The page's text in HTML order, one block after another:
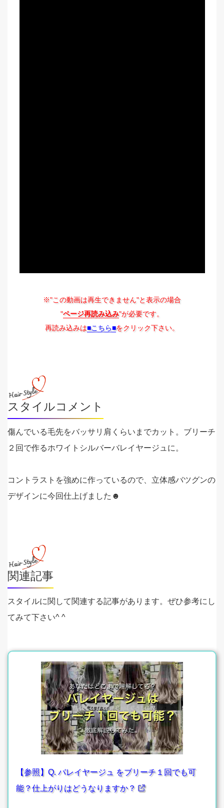
※"この動画は再生できません"と表示の場合
"ページ再読み込み"が必要です。
再読み込みは■こちら■をクリック下さい。
スタイルコメント
傷んでいる毛先をバッサリ肩くらいまでカット。ブリーチ
２回で作るホワイトシルバーバレイヤージュに。
コントラストを強めに作っているので、立体感バツグンの
デザインに今回仕上げました☻
関連記事
スタイルに関して関連する記事があります。ぜひ参考にし
てみて下さい^ ^
【参照】Q. バレイヤージュ をブリーチ１回でも可
能？仕上がりはどうなりますか？